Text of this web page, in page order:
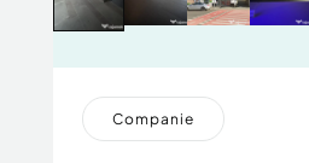
Companie